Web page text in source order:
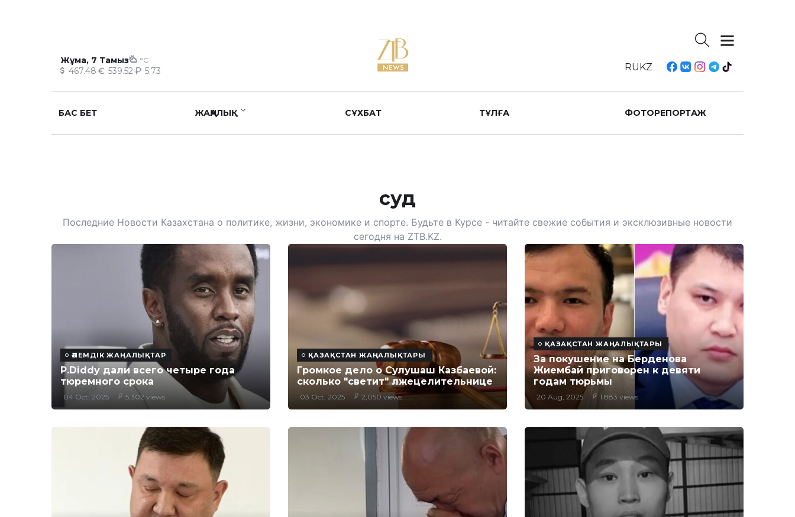
Жұма, 7 Тамыз °C
467.48 539.52 5.73 RUKZ
БАС БЕТ ЖАҢАЛЫҚ СҰХБАТ ТҰЛҒА ФОТОРЕПОРТАЖ
суд
Последние Новости Казахстана о политике, жизни, экономике и спорте. Будьте в Курсе - читайте свежие события и эксклюзивные новости
сегодня на ZTB.KZ.
ӘЛЕМДІК ЖАҢАЛЫҚТАР
P.Diddy дали всего четыре года
тюремного срока
04 Oct, 2025 5,302 views
ҚАЗАҚСТАН ЖАҢАЛЫҚТАРЫ
Громкое дело о Сулушаш Казбаевой:
сколько "светит" лжецелительнице
03 Oct, 2025 2,050 views
ҚАЗАҚСТАН ЖАҢАЛЫҚТАРЫ
За покушение на Берденова
Жиембай приговорен к девяти
годам тюрьмы
20 Aug, 2025 1,883 views